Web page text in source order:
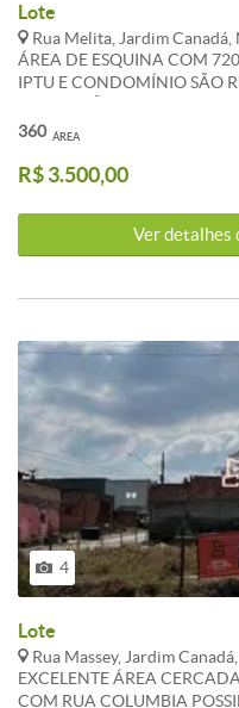
Lote
Rua Melita, Jardim Canadá,
ÁREA DE ESQUINA COM
IPTU E CONDOMÍNIO SÃO
ÁREA
360
R$ 3.500,00
Ver detalhes
4
Lote
Rua Massey, Jardim
EXCELENTE ÁREA
COM RUA COLUMBIA